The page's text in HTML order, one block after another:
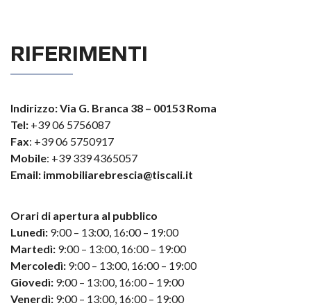
RIFERIMENTI
Indirizzo: Via G. Branca 38 – 00153 Roma
Tel: +39 06 5756087
Fax: +39 06 5750917
Mobile: +39 339 4365057
Email: immobiliarebrescia@tiscali.it
Orari di apertura al pubblico
Lunedì: 9:00 – 13:00, 16:00 – 19:00
Martedì: 9:00 – 13:00, 16:00 – 19:00
Mercoledì: 9:00 – 13:00, 16:00 – 19:00
Giovedì: 9:00 – 13:00, 16:00 – 19:00
Venerdì: 9:00 – 13:00, 16:00 – 19:00